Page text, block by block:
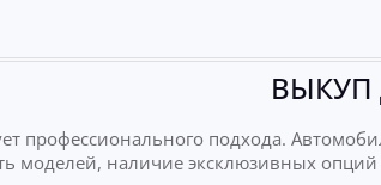
профессионального подхода.
моделей, наличие эксклюзивных